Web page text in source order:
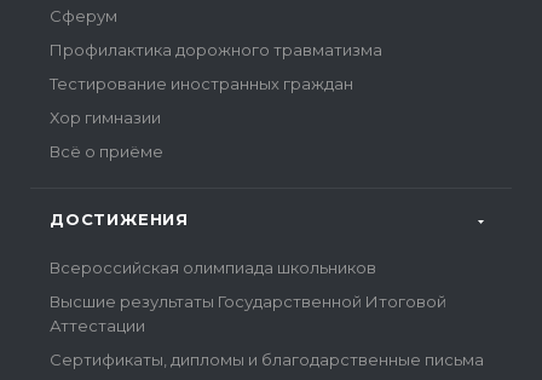
Сферум
Профилактика дорожного травматизма
Тестирование иностранных граждан
Хор гимназии
Всё о приёме
ДОСТИЖЕНИЯ
Всероссийская олимпиада школьников
Высшие результаты Государственной Итоговой
Аттестации
Сертификаты, дипломы и благодарственные письма